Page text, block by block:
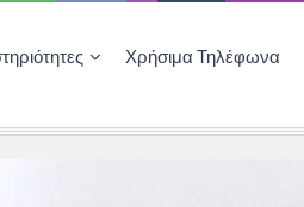
Χρήσιμα Τηλέφωνα